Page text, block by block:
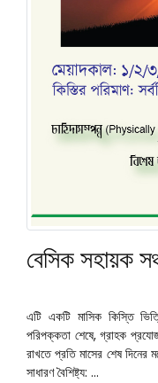
বেসিক সহায়ক
এটি একটি মাসিক কিস্তি
পরিপক্কতা শেষে, গ্রাহক
রাখতে প্রতি মাসের শেষ দিনের
সাধারণ বৈশিষ্ট্য: ...